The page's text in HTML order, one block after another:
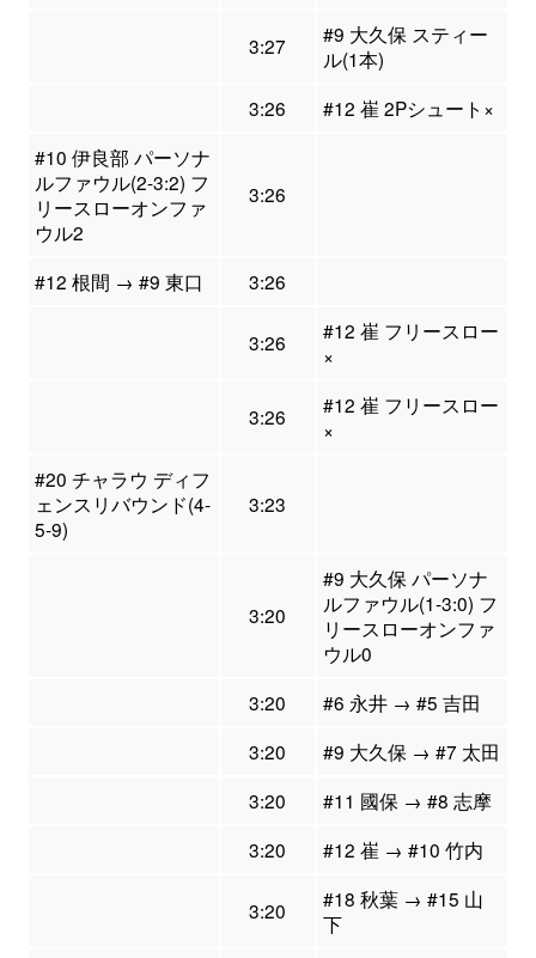
3:27
#9 大久保 スティー
ル(1本)
3:26
#12 崔 2Pシュート×
#10 伊良部 パーソナ
ルファウル(2-3:2) フ
リースローオンファ
ウル2
3:26
#12 根間 → #9 東口 3:26
3:26
#12 崔 フリースロー
×
3:26
#12 崔 フリースロー
×
#20 チャラウ ディフ
ェンスリバウンド(4-
5-9)
3:23
3:20
#9 大久保 パーソナ
ルファウル(1-3:0) フ
リースローオンファ
ウル0
3:20
#6 永井 → #5 吉田
3:20
#9 大久保 → #7 太田
3:20
#11 國保 → #8 志摩
3:20
#12 崔 → #10 竹内
3:20
#18 秋葉 → #15 山
下